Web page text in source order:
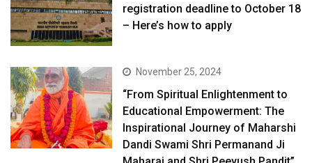
registration deadline to October 18
– Here’s how to apply
November 25, 2024
“From Spiritual Enlightenment to
Educational Empowerment: The
Inspirational Journey of Maharshi
Dandi Swami Shri Permanand Ji